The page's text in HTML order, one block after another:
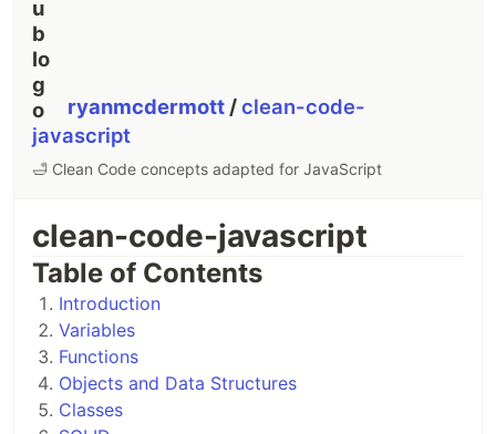
ryanmcdermott /clean-code-
javascript
🛁 Clean Code concepts adapted for JavaScript
clean-code-javascript
Table of Contents
Introduction
Variables
Functions
Objects and Data Structures
Classes